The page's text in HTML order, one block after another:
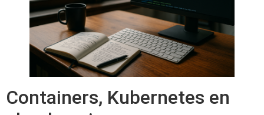
Containers, Kubernetes en